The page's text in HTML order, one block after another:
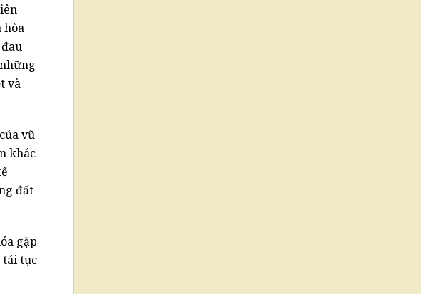
hòa
và
vũ
khác
đất
gặp
tái tục